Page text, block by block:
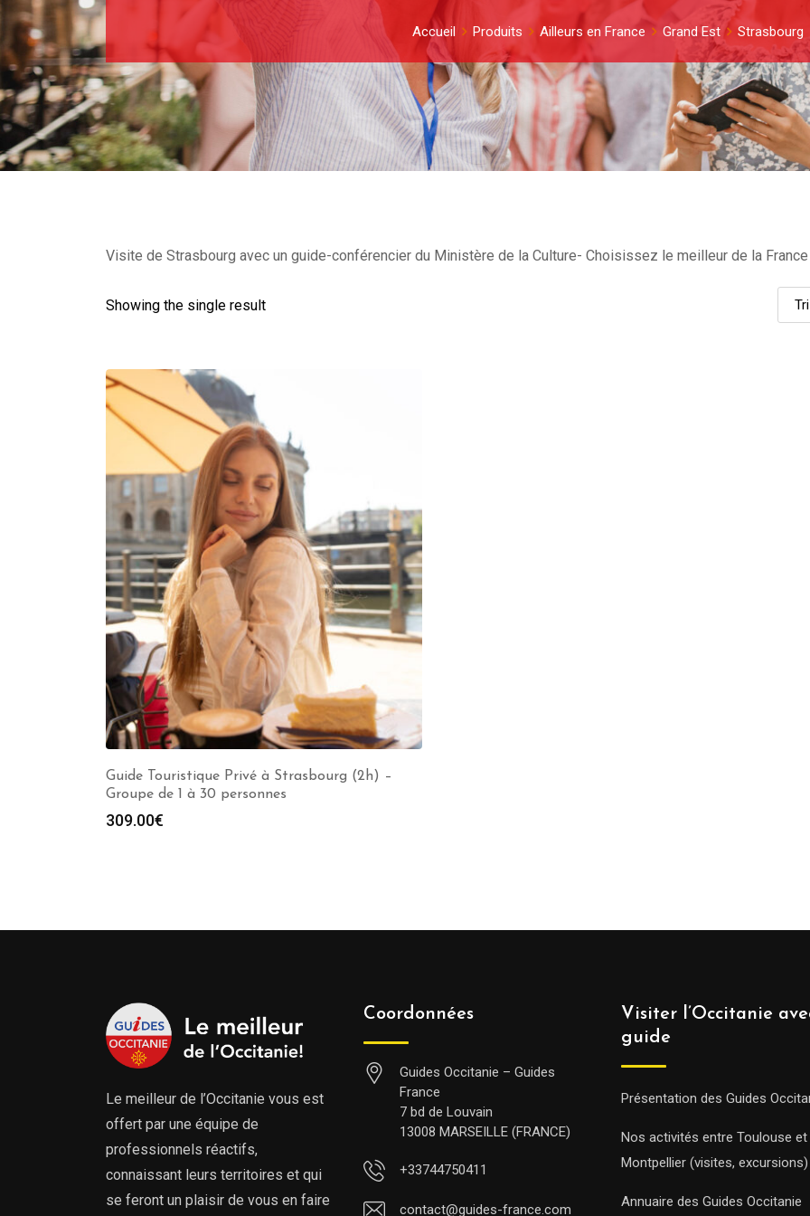
Accueil Produits Ailleurs en France Grand Est Strasbourg
Visite de Strasbourg avec un guide-conférencier du Ministère de la Culture- Choisissez le meilleur de la
Showing the single result
Guide Touristique Privé à Strasbourg (2h) –
Groupe de 1 à 30 personnes
309.00€
Le meilleur de l’Occitanie vous est
offert par une équipe de
professionnels réactifs,
connaissant leurs territoires et qui
se feront un plaisir de vous en faire
Coordonnées
Guides Occitanie – Guides
France
7 bd de Louvain
13008 MARSEILLE (FRANCE)
+33744750411
contact@guides-france.com
Visiter l’Occitanie
guide
Présentation des Guides
Nos activités entre Toulouse et
Montpellier (visites, excursions)
Annuaire des Guides Occitanie